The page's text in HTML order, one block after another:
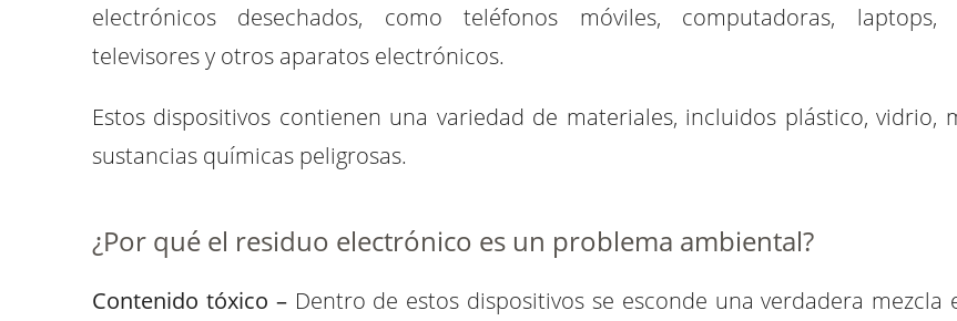
electrónicos desechados, como teléfonos móviles, computadoras, laptops,
televisores y otros aparatos electrónicos.
Estos dispositivos contienen una variedad de materiales, incluidos plástico, vidrio,
sustancias químicas peligrosas.
¿Por qué el residuo electrónico es un problema ambiental?
Contenido tóxico – Dentro de estos dispositivos se esconde una verdadera mezcla